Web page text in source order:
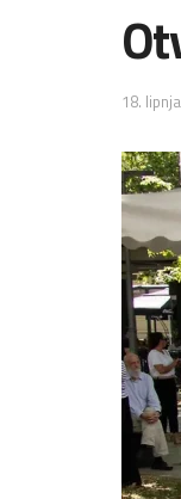
18.